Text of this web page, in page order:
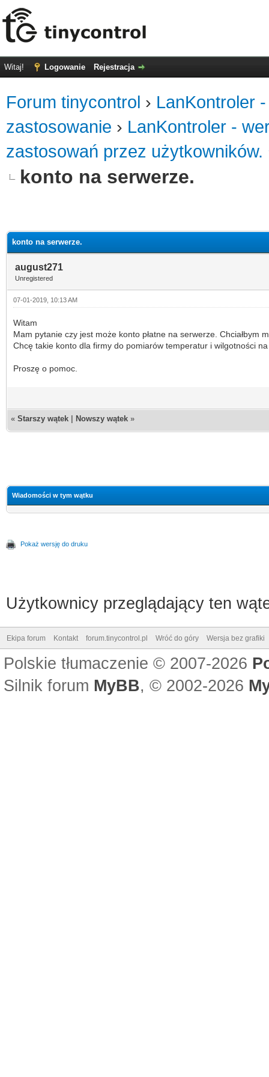
Witaj! Logowanie Rejestracja
Forum tinycontrol › LanKontroler
zastosowanie › LanKontroler -
zastosowań przez użytkowników.
konto na serwerze.
konto na serwerze.
august271
Unregistered
07-01-2019, 10:13 AM
Witam
Mam pytanie czy jest może konto płatne na serwerze. Chciałbym
Chcę takie konto dla firmy do pomiarów temperatur i wilgotności
Proszę o pomoc.
« Starszy wątek Nowszy wątek »
Wiadomości w tym wątku
Pokaż wersję do druku
Użytkownicy przeglądający ten
Ekipa forum Kontakt forum.tinycontrol.pl Wróć do góry Wersja bez grafiki
Polskie tłumaczenie © 2007-2026
Silnik forum MyBB, © 2002-2026